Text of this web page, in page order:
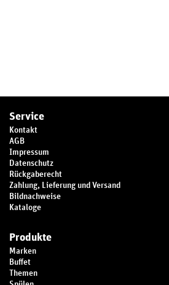
Service
Kontakt
AGB
Impressum
Datenschutz
Rückgaberecht
Zahlung, Lieferung und Versand
Bildnachweise
Kataloge
Produkte
Marken
Buffet
Themen